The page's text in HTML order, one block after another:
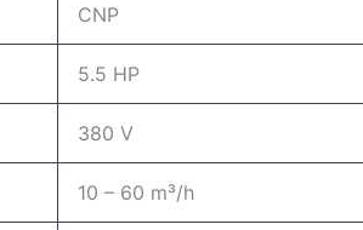
CNP
5.5 HP
380 V
10 – 60 m³/h